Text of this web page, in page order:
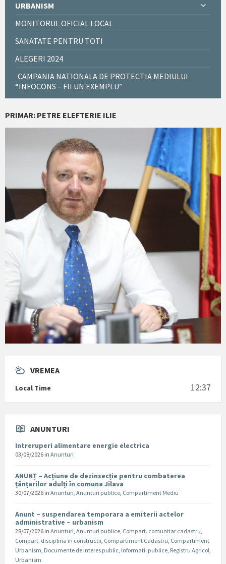
URBANISM
MONITORUL OFICIAL LOCAL
SANATATE PENTRU TOTI
ALEGERI 2024
CAMPANIA NATIONALA DE PROTECTIA MEDIULUI
“INFOCONS – FII UN EXEMPLU”
PRIMAR: PETRE ELEFTERIE ILIE
VREMEA
Local Time 12:37
ANUNTURI
Intreruperi alimentare energie electrica
03/08/2026 in Anunturi
ANUNȚ – Acțiune de dezinsecție pentru combaterea
țânțarilor adulți în comuna Jilava
30/07/2026 in Anunturi, Anunturi publice, Compartiment Mediu
Anunt – suspendarea temporara a emiterii actelor
administrative – urbanism
28/07/2026 in Anunturi, Anunturi publice, Compart. comunitar cadastru,
Compart. disciplina in constructii, Compartiment Cadastru, Compartiment
Urbanism, Documente de interes public, Informatii publice, Registru Agricol,
Urbanism